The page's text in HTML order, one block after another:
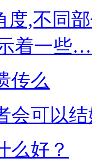
度,不同
示着一
传么
会可以
么好？